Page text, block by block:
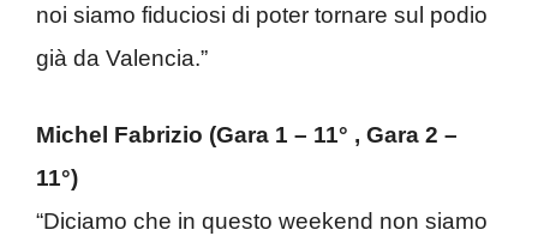
noi siamo fiduciosi di poter tornare sul podio
già da Valencia.”
Michel Fabrizio (Gara 1 – 11° , Gara 2 –
11°)
“Diciamo che in questo weekend non siamo